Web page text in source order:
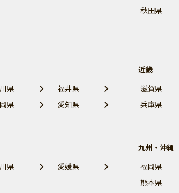
秋田県
県
福井県
県
愛知県
近畿
滋賀県
兵庫県
県
愛媛県
九州・沖縄
福岡県
熊本県